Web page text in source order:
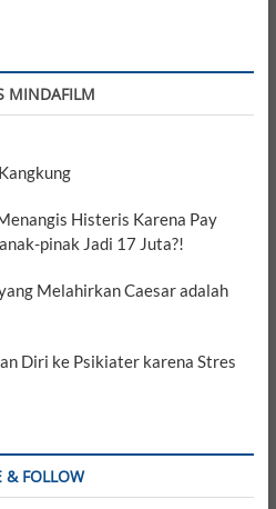
MINDAFILM
Histeris Karena Pay
pinak Jadi 17 Juta?!
Melahirkan Caesar adalah
Diri ke Psikiater karena Stres
& FOLLOW